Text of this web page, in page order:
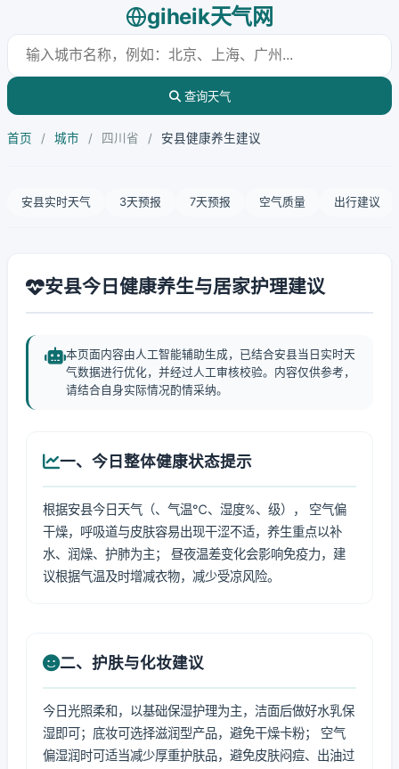
giheik天气网
查询天气
首页 / 城市 / 四川省 / 安县健康养生建议
安县实时天气 3天预报 7天预报 空气质量 出行建议
安县今日健康养生与居家护理建议
本页面内容由人工智能辅助生成，已结合安县当日实时天
气数据进行优化，并经过人工审核校验。内容仅供参考，
请结合自身实际情况酌情采纳。
一、今日整体健康状态提示
根据安县今日天气（、气温℃、湿度%、级）， 空气偏
干燥，呼吸道与皮肤容易出现干涩不适，养生重点以补
水、润燥、护肺为主； 昼夜温差变化会影响免疫力，建
议根据气温及时增减衣物，减少受凉风险。
二、护肤与化妆建议
今日光照柔和，以基础保湿护理为主，洁面后做好水乳保
湿即可；底妆可选择滋润型产品，避免干燥卡粉； 空气
偏湿润时可适当减少厚重护肤品，避免皮肤闷痘、出油过